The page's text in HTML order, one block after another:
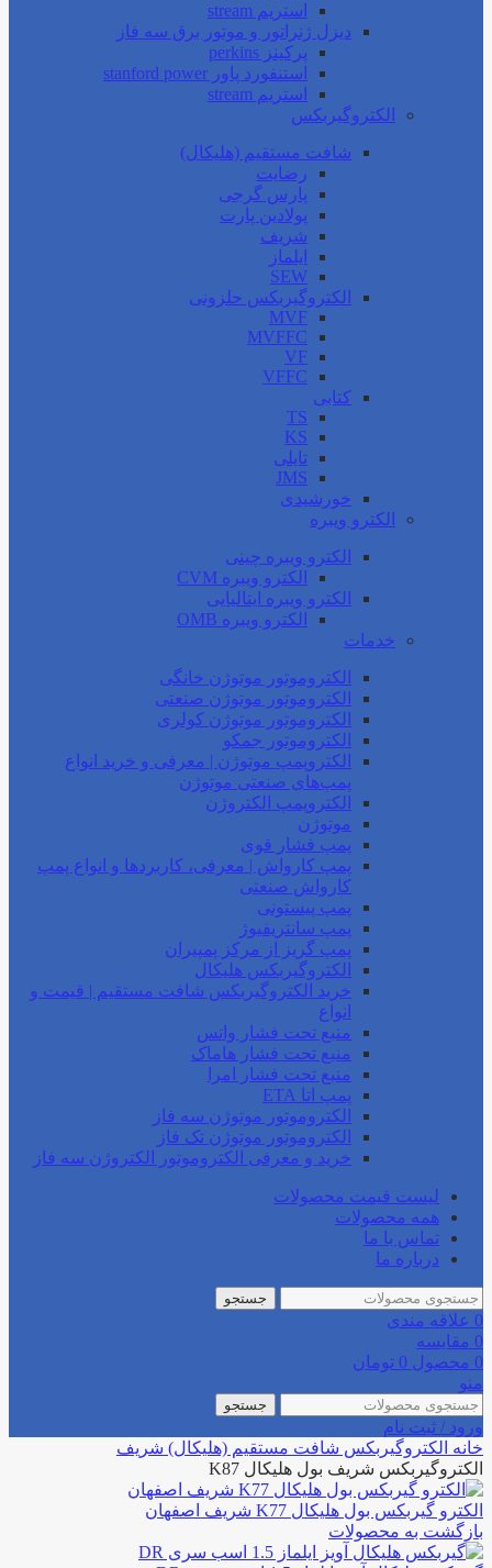
استریم stream
دیزل ژنراتور و موتور برق سه فاز
پرکینز perkins
استنفورد پاور stanford power
استریم stream
الکتروگیربکس
شافت مستقیم (هلیکال)
رضایت
پارس گرجی
پولادین پارت
شریف
ایلماز
SEW
الکتروگیربکس حلزونی
MVF
MVFFC
VF
VFFC
کتابی
TS
KS
تایلی
JMS
خورشیدی
الکترو ویبره
الکترو ویبره چینی
الکترو ویبره CVM
الکترو ویبره ایتالیایی
الکترو ویبره OMB
خدمات
الکتروموتور موتوژن خانگی
الکتروموتور موتوژن صنعتی
الکتروموتور موتوژن کولری
الکتروموتور جمکو
الکتروپمپ موتوژن | معرفی و خرید انواع
پمپ‌های صنعتی موتوژن
الکتروپمپ الکتروژن
موتوژن
پمپ فشار قوی
پمپ کارواش | معرفی، کاربردها و انواع پمپ
کارواش صنعتی
پمپ پیستونی
پمپ سانتریفیوژ
پمپ گریز از مرکز پمپیران
الکتروگیربکس هلیکال
خرید الکتروگیربکس شافت مستقیم | قیمت و
انواع
منبع تحت فشار واتس
منبع تحت فشار هاماک
منبع تحت فشار امرا
پمپ اتا ETA
الکتروموتور موتوژن سه فاز
الکتروموتور موتوژن تک فاز
خرید و معرفی الکتروموتور الکتروژن سه فاز
لیست قیمت محصولات
همه محصولات
تماس با ما
درباره ما
جستجو
0 علاقه مندی
0 مقایسه
0 محصول 0 تومان
منو
جستجو
ورود / ثبت نام
خانه الکتروگیربکس شافت مستقیم (هلیکال) شریف
الکتروگیربکس شریف بول هلیکال K87
الکترو گیربکس بول هلیکال K77 شریف اصفهان
بازگشت به محصولات